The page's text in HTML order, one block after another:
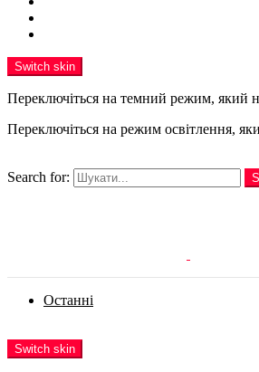
Switch skin
Переключіться на темний режим, який
Переключіться на режим освітлення,
Search for:
Останні
Switch skin